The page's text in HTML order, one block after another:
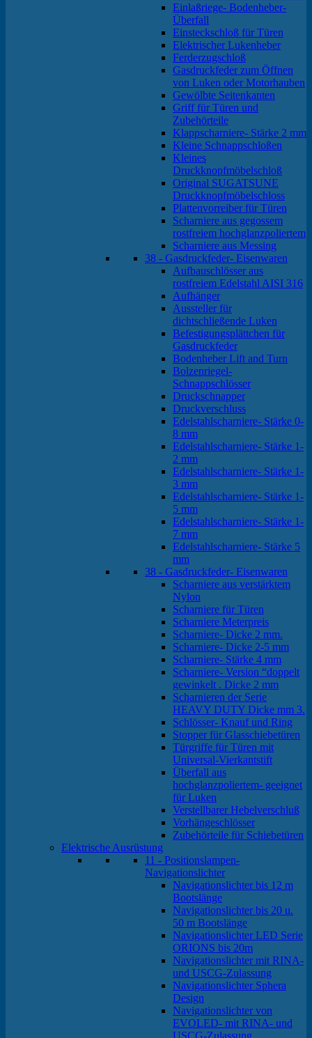
Einlaßriege- Bodenheber-
Überfall
Einsteckschloß für Türen
Elektrischer Lukenheber
Ferderzugschloß
Gasdruckfeder zum Öffnen
von Luken oder Motorhauben
Gewölbte Seitenkanten
Griff für Türen und
Zubehörteile
Klappscharniere- Stärke 2 mm
Kleine Schnappschloßen
Kleines
Druckknopfmöbelschloß
Original SUGATSUNE
Druckknopfmöbelschloss
Plattenvorreiber für Türen
Scharniere aus gegossem
rostfreiem hochglanzpoliertem
Scharniere aus Messing
38 - Gasdruckfeder- Eisenwaren
Aufbauschlösser aus
rostfreiem Edelstahl AISI 316
Aufhänger
Aussteller für
dichtschließende Luken
Befestigungsplättchen für
Gasdruckfeder
Bodenheber Lift and Turn
Bolzenriegel-
Schnappschlösser
Druckschnapper
Druckverschluss
Edelstahlscharniere- Stärke 0-
8 mm
Edelstahlscharniere- Stärke 1-
2 mm
Edelstahlscharniere- Stärke 1-
3 mm
Edelstahlscharniere- Stärke 1-
5 mm
Edelstahlscharniere- Stärke 1-
7 mm
Edelstahlscharniere- Stärke 5
mm
38 - Gasdruckfeder- Eisenwaren
Scharniere aus verstärktem
Nylon
Scharniere für Türen
Scharniere Meterpreis
Scharniere- Dicke 2 mm.
Scharniere- Dicke 2-5 mm
Scharniere- Stärke 4 mm
Scharniere- Version “doppelt
gewinkelt . Dicke 2 mm
Scharnieren der Serie
HEAVY DUTY Dicke mm 3.
Schlösser- Knauf und Ring
Stopper für Glasschiebetüren
Türgriffe für Türen mit
Universal-Vierkantstift
Überfall aus
hochglanzpoliertem- geeignet
für Luken
Verstellbarer Hebelverschluß
Vorhängeschlösser
Zubehörteile für Schiebetüren
Elektrische Ausrüstung
11 - Positionslampen-
Navigationslichter
Navigationslichter bis 12 m
Bootslänge
Navigationslichter bis 20 u.
50 m Bootslänge
Navigationslichter LED Serie
ORIONS bis 20m
Navigationslichter mit RINA-
und USCG-Zulassung
Navigationslichter Sphera
Design
Navigationslichter von
EVOLED- mit RINA- und
USCG-Zulassung